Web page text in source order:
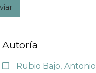
Autoría
Rubio Bajo, Antonio